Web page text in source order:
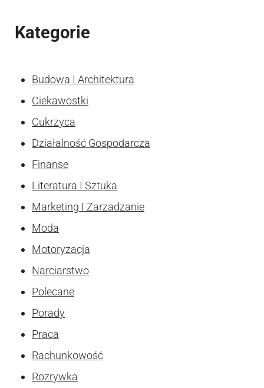
Kategorie
Budowa I Architektura
Ciekawostki
Cukrzyca
Działalność Gospodarcza
Finanse
Literatura I Sztuka
Marketing I Zarzadzanie
Moda
Motoryzacja
Narciarstwo
Polecane
Porady
Praca
Rachunkowość
Rozrywka